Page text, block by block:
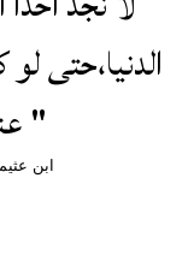
الدنيا،حتى
عنده أموال ولا بنون "
( 2/287 ابن